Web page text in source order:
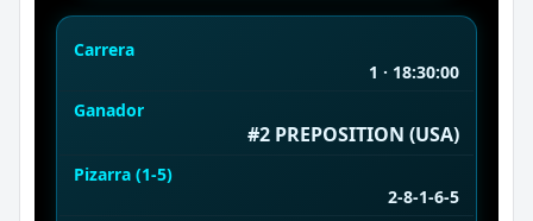
Carrera
1 · 18:30:00
Ganador
#2 PREPOSITION (USA)
Pizarra (1-5)
2-8-1-6-5